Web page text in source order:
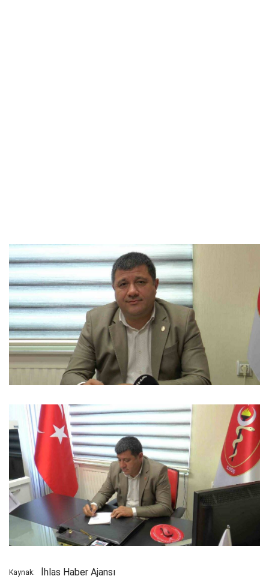
Kaynak: İhlas Haber Ajansı